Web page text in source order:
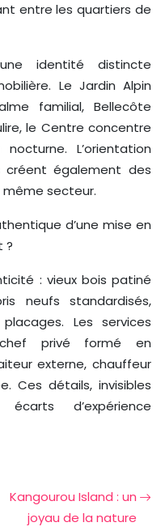
entre les quartiers de
identité distincte
Le Jardin Alpin
familial, Bellecôte
le Centre concentre
L’orientation
également des
même secteur.
d’une mise en
?
: vieux bois patiné
neufs standardisés,
Les services
privé formé en
externe, chauffeur
Ces détails, invisibles
d’expérience
Kangourou Island : un
joyau de la nature